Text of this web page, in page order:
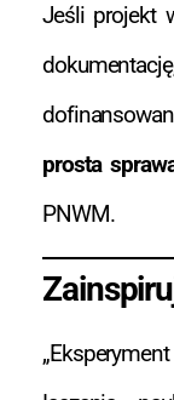
Jeśli projekt
prosta
PNWM.